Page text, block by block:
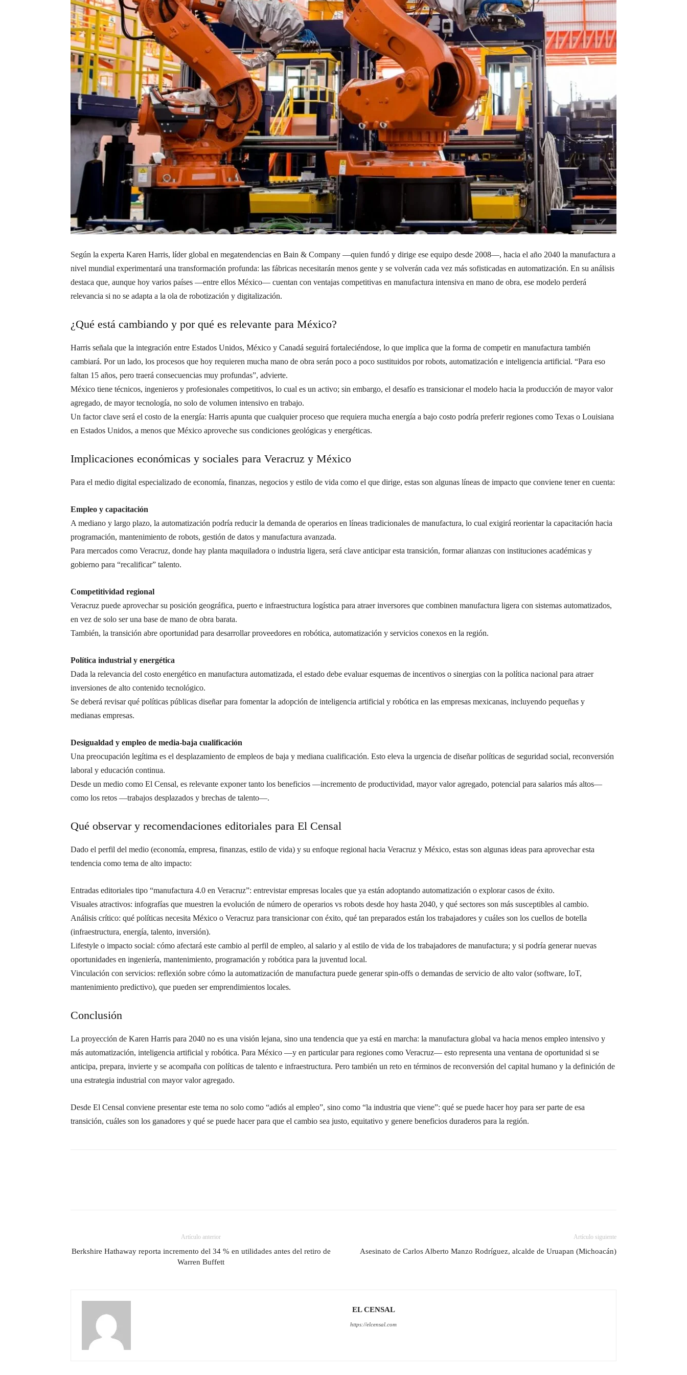
Según la experta Karen Harris, líder global en megatendencias en Bain & Company —quien fundó y dirige ese equipo desde 2008—, hacia el año 2040 la manufactura a
nivel mundial experimentará una transformación profunda: las fábricas necesitarán menos gente y se volverán cada vez más sofisticadas en automatización. En su análisis
destaca que, aunque hoy varios países —entre ellos México— cuentan con ventajas competitivas en manufactura intensiva en mano de obra, ese modelo perderá
relevancia si no se adapta a la ola de robotización y digitalización.
¿Qué está cambiando y por qué es relevante para México?
Harris señala que la integración entre Estados Unidos, México y Canadá seguirá fortaleciéndose, lo que implica que la forma de competir en manufactura también
cambiará. Por un lado, los procesos que hoy requieren mucha mano de obra serán poco a poco sustituidos por robots, automatización e inteligencia artificial. “Para eso
faltan 15 años, pero traerá consecuencias muy profundas”, advierte.
México tiene técnicos, ingenieros y profesionales competitivos, lo cual es un activo; sin embargo, el desafío es transicionar el modelo hacia la producción de mayor valor
agregado, de mayor tecnología, no solo de volumen intensivo en trabajo.
Un factor clave será el costo de la energía: Harris apunta que cualquier proceso que requiera mucha energía a bajo costo podría preferir regiones como Texas o Louisiana
en Estados Unidos, a menos que México aproveche sus condiciones geológicas y energéticas.
Implicaciones económicas y sociales para Veracruz y México
Para el medio digital especializado de economía, finanzas, negocios y estilo de vida como el que dirige, estas son algunas líneas de impacto que conviene tener en cuenta:
Empleo y capacitación
A mediano y largo plazo, la automatización podría reducir la demanda de operarios en líneas tradicionales de manufactura, lo cual exigirá reorientar la capacitación hacia
programación, mantenimiento de robots, gestión de datos y manufactura avanzada.
Para mercados como Veracruz, donde hay planta maquiladora o industria ligera, será clave anticipar esta transición, formar alianzas con instituciones académicas y
gobierno para “recalificar” talento.
Competitividad regional
Veracruz puede aprovechar su posición geográfica, puerto e infraestructura logística para atraer inversores que combinen manufactura ligera con sistemas automatizados,
en vez de solo ser una base de mano de obra barata.
También, la transición abre oportunidad para desarrollar proveedores en robótica, automatización y servicios conexos en la región.
Política industrial y energética
Dada la relevancia del costo energético en manufactura automatizada, el estado debe evaluar esquemas de incentivos o sinergias con la política nacional para atraer
inversiones de alto contenido tecnológico.
Se deberá revisar qué políticas públicas diseñar para fomentar la adopción de inteligencia artificial y robótica en las empresas mexicanas, incluyendo pequeñas y
medianas empresas.
Desigualdad y empleo de media-baja cualificación
Una preocupación legítima es el desplazamiento de empleos de baja y mediana cualificación. Esto eleva la urgencia de diseñar políticas de seguridad social, reconversión
laboral y educación continua.
Desde un medio como El Censal, es relevante exponer tanto los beneficios —incremento de productividad, mayor valor agregado, potencial para salarios más altos—
como los retos —trabajos desplazados y brechas de talento—.
Qué observar y recomendaciones editoriales para El Censal
Dado el perfil del medio (economía, empresa, finanzas, estilo de vida) y su enfoque regional hacia Veracruz y México, estas son algunas ideas para aprovechar esta
tendencia como tema de alto impacto:
Entradas editoriales tipo “manufactura 4.0 en Veracruz”: entrevistar empresas locales que ya están adoptando automatización o explorar casos de éxito.
Visuales atractivos: infografías que muestren la evolución de número de operarios vs robots desde hoy hasta 2040, y qué sectores son más susceptibles al cambio.
Análisis crítico: qué políticas necesita México o Veracruz para transicionar con éxito, qué tan preparados están los trabajadores y cuáles son los cuellos de botella
(infraestructura, energía, talento, inversión).
Lifestyle o impacto social: cómo afectará este cambio al perfil de empleo, al salario y al estilo de vida de los trabajadores de manufactura; y si podría generar nuevas
oportunidades en ingeniería, mantenimiento, programación y robótica para la juventud local.
Vinculación con servicios: reflexión sobre cómo la automatización de manufactura puede generar spin-offs o demandas de servicio de alto valor (software, IoT,
mantenimiento predictivo), que pueden ser emprendimientos locales.
Conclusión
La proyección de Karen Harris para 2040 no es una visión lejana, sino una tendencia que ya está en marcha: la manufactura global va hacia menos empleo intensivo y
más automatización, inteligencia artificial y robótica. Para México —y en particular para regiones como Veracruz— esto representa una ventana de oportunidad si se
anticipa, prepara, invierte y se acompaña con políticas de talento e infraestructura. Pero también un reto en términos de reconversión del capital humano y la definición de
una estrategia industrial con mayor valor agregado.
Desde El Censal conviene presentar este tema no solo como “adiós al empleo”, sino como “la industria que viene”: qué se puede hacer hoy para ser parte de esa
transición, cuáles son los ganadores y qué se puede hacer para que el cambio sea justo, equitativo y genere beneficios duraderos para la región.
Artículo anterior
Berkshire Hathaway reporta incremento del 34 % en utilidades antes del retiro de
Warren Buffett
Artículo siguiente
Asesinato de Carlos Alberto Manzo Rodríguez, alcalde de Uruapan (Michoacán)
EL CENSAL
https://elcensal.com